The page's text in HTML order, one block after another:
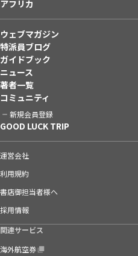
アフリカ
ウェブマガジン
特派員ブログ
ガイドブック
ニュース
著者一覧
コミュニティ
新規会員登録
GOOD LUCK TRIP
運営会社
利用規約
書店御担当者様へ
採用情報
関連サービス
海外航空券